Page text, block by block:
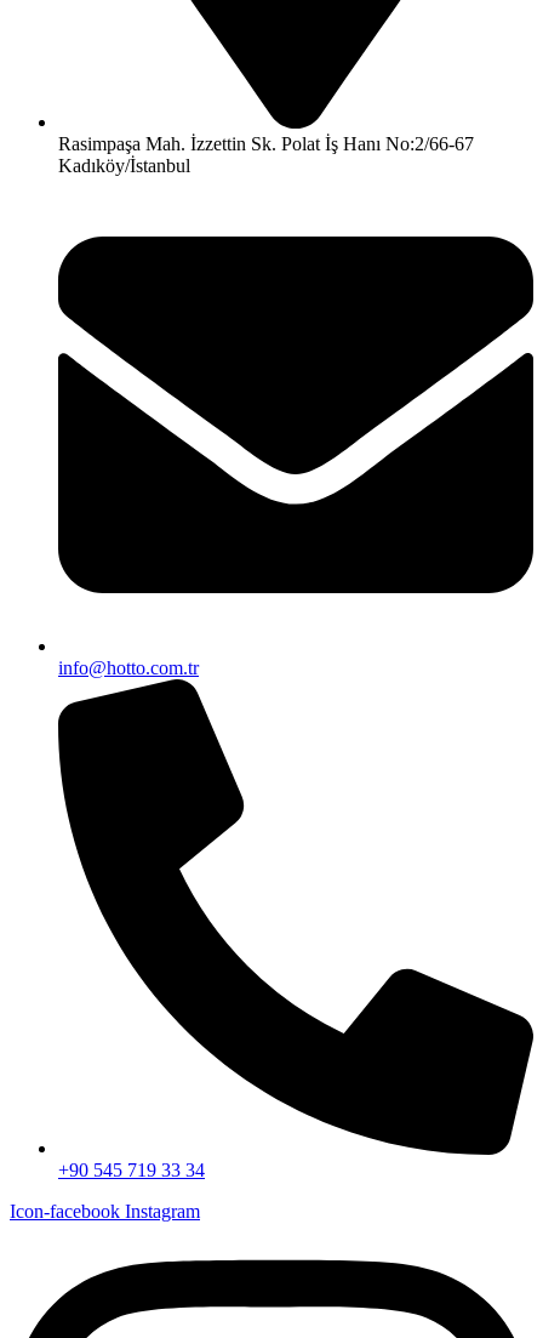
Rasimpaşa Mah. İzzettin Sk. Polat İş Hanı No:2/66-67
Kadıköy/İstanbul
info@hotto.com.tr
+90 545 719 33 34
Icon-facebook Instagram